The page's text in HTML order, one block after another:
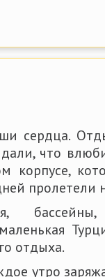
сердца.
что
корпусе,
отдыха.
утро